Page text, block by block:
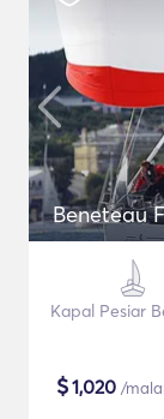
Beneteau
Kapal Pesiar
$1,020 /